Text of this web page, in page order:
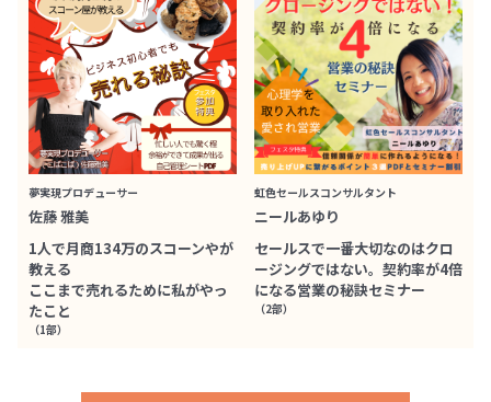
夢実現プロデューサー
佐藤 雅美
1人で月商134万のスコーンやが
教える
ここまで売れるために私がやっ
たこと
（1部）
虹色セールスコンサルタント
ニールあゆり
セールスで一番大切なのはクロ
ージングではない。契約率が4倍
になる営業の秘訣セミナー
（2部）